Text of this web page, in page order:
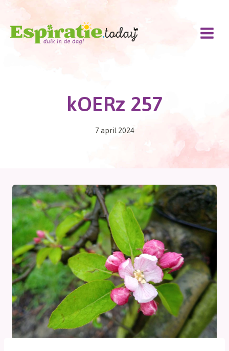
Doorgaan
inhoud
kOERz 257
7 april 2024